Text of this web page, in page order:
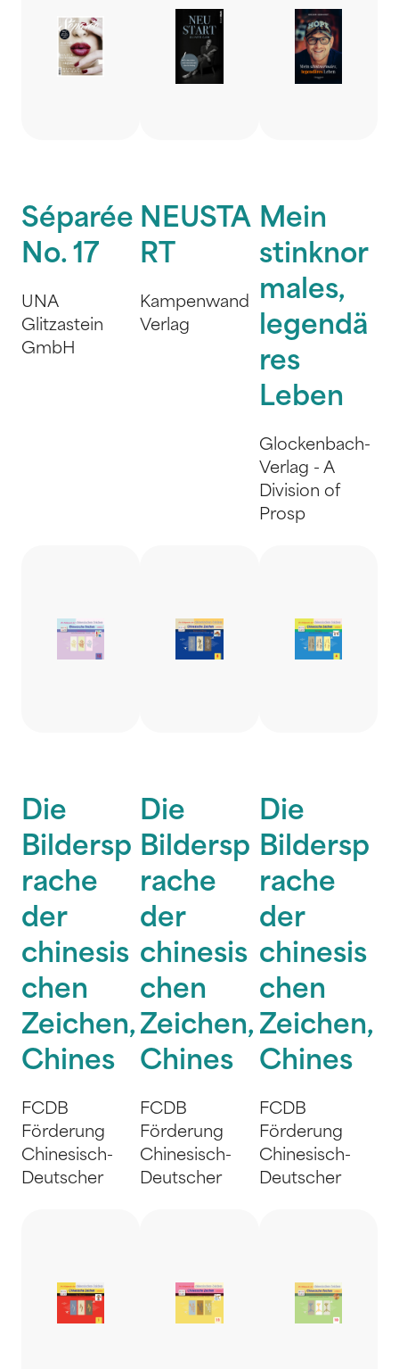
Séparée
No. 17
UNA
Glitzastein
GmbH
NEUSTA
RT
Kampenwand
Verlag
Mein
stinknor
males,
legendä
res
Leben
Glockenbach-
Verlag - A
Division of
Prosp
Die
Bildersp
rache
der
chinesis
chen
Zeichen,
Chines
FCDB
Förderung
Chinesisch-
Deutscher
Die
Bildersp
rache
der
chinesis
chen
Zeichen,
Chines
FCDB
Förderung
Chinesisch-
Deutscher
Die
Bildersp
rache
der
chinesis
chen
Zeichen,
Chines
FCDB
Förderung
Chinesisch-
Deutscher